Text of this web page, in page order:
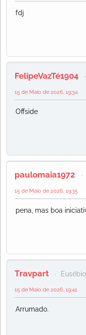
fdj
FelipeVazTé1904
15 de Maio de 2026, 19:34
Offside
paulomaia1972
15 de Maio de 2026, 19:35
pena, mas boa
Travpart Eusébio
15 de Maio de 2026, 19:41
Arrumado.